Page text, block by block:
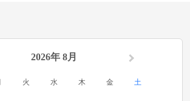
2026年 8月
火 水 木 金 土